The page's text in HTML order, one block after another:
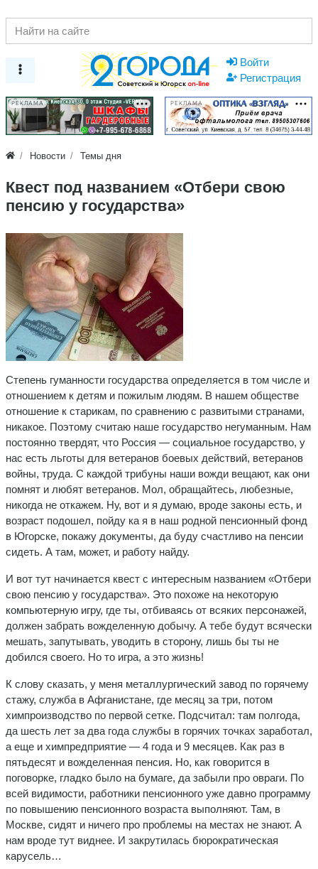
Войти
Регистрация
РЕКЛАМА РЕКЛАМА
Новости Темы дня
Квест под названием «Отбери свою
пенсию у государства»
Степень гуманности государства определяется в том числе и
отношением к детям и пожилым людям. В нашем обществе
отношение к старикам, по сравнению с развитыми странами,
никакое. Поэтому считаю наше государство негуманным. Нам
постоянно твердят, что Россия — социальное государство, у
нас есть льготы для ветеранов боевых действий, ветеранов
войны, труда. С каждой трибуны наши вожди вещают, как они
помнят и любят ветеранов. Мол, обращайтесь, любезные,
никогда не откажем. Ну, вот и я думаю, вроде законы есть, и
возраст подошел, пойду ка я в наш родной пенсионный фонд
в Югорске, покажу документы, да буду счастливо на пенсии
сидеть. А там, может, и работу найду.
И вот тут начинается квест с интересным названием «Отбери
свою пенсию у государства». Это похоже на некоторую
компьютерную игру, где ты, отбиваясь от всяких персонажей,
должен забрать вожделенную добычу. А тебе будут всячески
мешать, запутывать, уводить в сторону, лишь бы ты не
добился своего. Но то игра, а это жизнь!
К слову сказать, у меня металлургический завод по горячему
стажу, служба в Афганистане, где месяц за три, потом
химпроизводство по первой сетке. Подсчитал: там полгода,
да шесть лет за два года службы в горячих точках заработал,
а еще и химпредприятие — 4 года и 9 месяцев. Как раз в
пятьдесят и вожделенная пенсия. Но, как говорится в
поговорке, гладко было на бумаге, да забыли про овраги. По
всей видимости, работники пенсионного уже давно программу
по повышению пенсионного возраста выполняют. Там, в
Москве, сидят и ничего про проблемы на местах не знают. А
нам вроде тут виднее. И закрутилась бюрократическая
карусель…